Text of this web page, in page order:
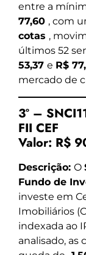
entre a
77,60 , com
cotas ,
últimos 52
53,37 e R$
mercado de
3º –
FII CEF
Valor: R$
Descrição: O
Fundo de
investe em
Imobiliários
indexada ao
analisado, as